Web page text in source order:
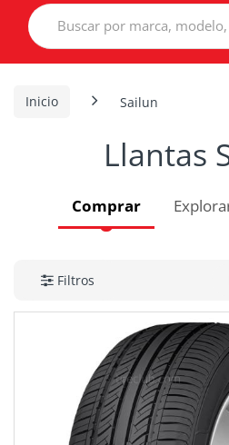
Search
for:
Inicio Sailun
Llantas
Comprar
Filtros